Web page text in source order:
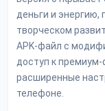
деньги и энергию,
творческом
APK-файл с
доступ к
расширенные
телефоне.